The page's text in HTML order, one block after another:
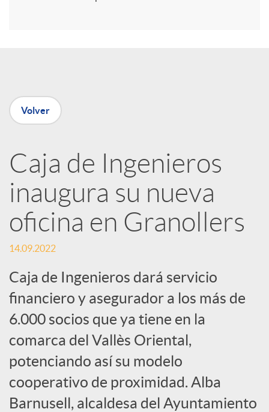
n
R
e
d
e
s
S
o
Volver
Caja de Ingenieros
inaugura su nueva
oficina en Granollers
14.09.2022
Caja de Ingenieros dará servicio
financiero y asegurador a los más de
6.000 socios que ya tiene en la
comarca del Vallès Oriental,
potenciando así su modelo
cooperativo de proximidad. Alba
Barnusell, alcaldesa del Ayuntamiento